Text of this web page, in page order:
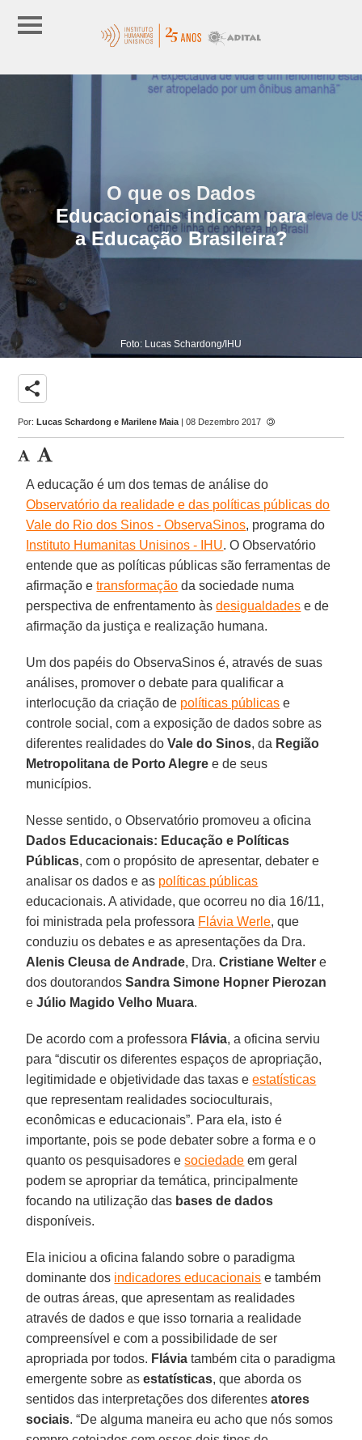
O que os Dados
Educacionais indicam para
a Educação Brasileira?
Foto: Lucas Schardong/IHU
share
Por:Lucas Schardong e Marilene Maia | 08 Dezembro 2017
A educação é um dos temas de análise do
Observatório da realidade e das políticas públicas do
Vale do Rio dos Sinos - ObservaSinos, programa do
Instituto Humanitas Unisinos - IHU. O Observatório
entende que as políticas públicas são ferramentas de
afirmação etransformação da sociedade numa
perspectiva de enfrentamento àsdesigualdades e de
afirmação da justiça e realização humana.
Um dos papéis do ObservaSinos é, através de suas
análises, promover o debate para qualificar a
interlocução da criação de políticas públicas e
controle social, com a exposição de dados sobre as
diferentes realidades doVale do Sinos, da Região
Metropolitana de Porto Alegre e de seus
municípios.
Nesse sentido, o Observatório promoveu a oficina
Dados Educacionais: Educação e Políticas
Públicas, com o propósito de apresentar, debater e
analisar os dados e as políticas públicas
educacionais. A atividade, que ocorreu no dia 16/11,
foi ministrada pela professora Flávia Werle, que
conduziu os debates e as apresentações da Dra.
Alenis Cleusa de Andrade, Dra.Cristiane Welter e
dos doutorandosSandra Simone Hopner Pierozan
eJúlio Magido Velho Muara.
De acordo com a professora Flávia, a oficina serviu
para “discutir os diferentes espaços de apropriação,
legitimidade e objetividade das taxas eestatísticas
que representam realidades socioculturais,
econômicas e educacionais”. Para ela, isto é
importante, pois se pode debater sobre a forma e o
quanto os pesquisadores esociedade em geral
podem se apropriar da temática, principalmente
focando na utilização das bases de dados
disponíveis.
Ela iniciou a oficina falando sobre o paradigma
dominante dos indicadores educacionais e também
de outras áreas, que apresentam as realidades
através de dados e que isso tornaria a realidade
compreensível e com a possibilidade de ser
apropriada por todos. Flávia também cita o paradigma
emergente sobre asestatísticas, que aborda os
sentidos das interpretações dos diferentesatores
sociais. “De alguma maneira eu acho que nós somos